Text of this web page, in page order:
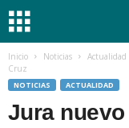
Inicio Noticias Actualidad
Cruz
NOTICIAS ACTUALIDAD
Jura